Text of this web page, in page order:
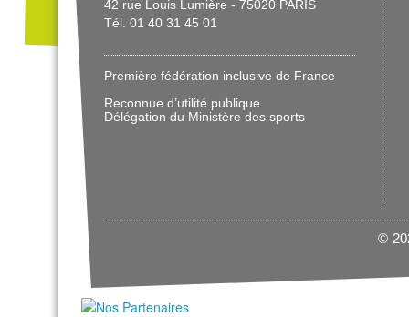
42 rue Louis Lumière - 75020 PARIS
Tél. 01 40 31 45 01
Première fédération inclusive de France
Reconnue d’utilité publique
Délégation du Ministère des sports
©